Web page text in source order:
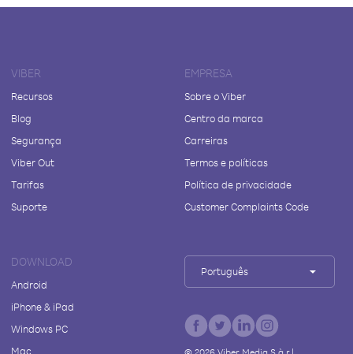
VIBER
Recursos
Blog
Segurança
Viber Out
Tarifas
Suporte
EMPRESA
Sobre o Viber
Centro da marca
Carreiras
Termos e políticas
Política de privacidade
Customer Complaints Code
DOWNLOAD
Android
iPhone & iPad
Windows PC
Mac
Português